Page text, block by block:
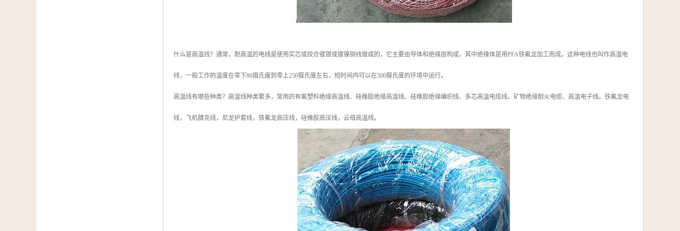
什么是高温线？通常，耐高温的电线是使用实芯或绞合镀银或镀镍铜线做成的，它主要由导体和绝缘层构成，其中绝缘体是用PFA铁氟龙加工而成。这种电线也叫作高温电
线，一般工作的温度在零下80摄氏度到零上250摄氏度左右，短时间内可以在300摄氏度的环境中运行。
高温线有哪些种类？高温线种类繁多，常用的有氟塑料绝缘高温线、硅橡胶绝缘高温线、硅橡胶绝缘编织线、多芯高温电缆线、矿物绝缘耐火电缆、高温电子线。铁氟龙电
线，飞机腊克线，尼龙护套线，铁氟龙高压线，硅橡胶高压线，云母高温线。